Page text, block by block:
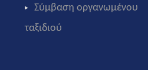
Σύμβαση οργανωμένου
ταξιδιού